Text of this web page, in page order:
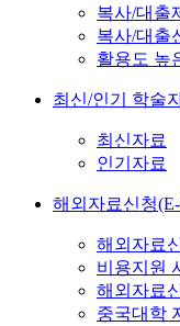
복사/대출
복사/대출
활용도 높
최신/인기 학술
최신자료
인기자료
해외자료신청
해외자료
비용지원
해외자료
중국대학